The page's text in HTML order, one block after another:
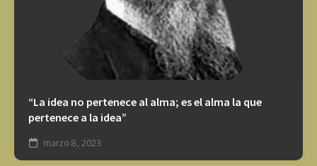
“La idea no pertenece al alma; es el alma la que
pertenece a la idea”
marzo 8, 2023